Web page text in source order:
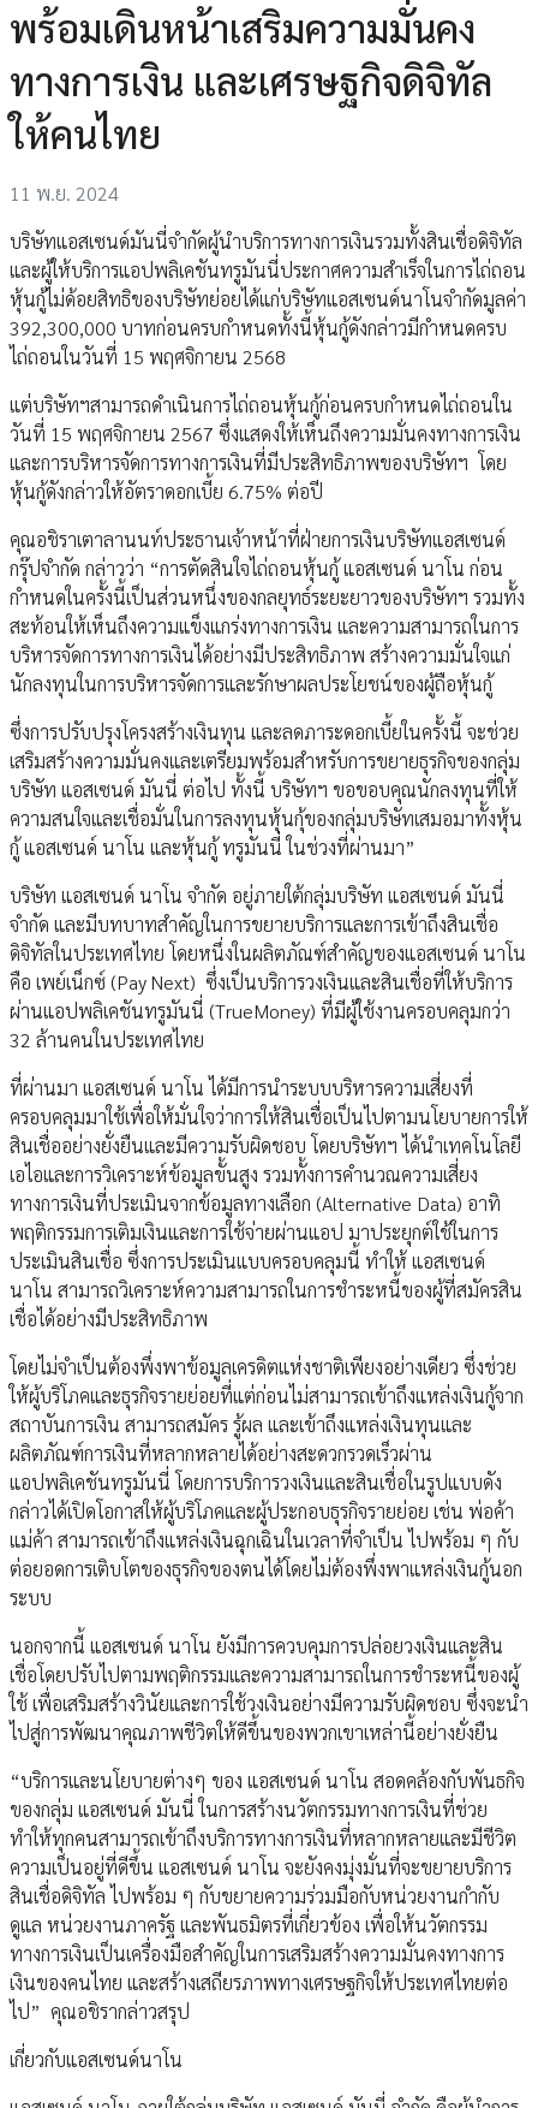
พร้อมเดินหน้าเสริมความมั่นคง
ทางการเงิน และเศรษฐกิจดิจิทัล
ให้คนไทย
11 พ.ย. 2024
บริษัทแอสเซนด์มันนี่จำกัดผู้นำบริการทางการเงินรวมทั้งสินเชื่อดิจิทัล
และผู้ให้บริการแอปพลิเคชันทรูมันนี่ประกาศความสำเร็จในการไถ่ถอน
หุ้นกู้ไม่ด้อยสิทธิของบริษัทย่อยได้แก่บริษัทแอสเซนด์นาโนจำกัดมูลค่า
392,300,000 บาทก่อนครบกำหนดทั้งนี้หุ้นกู้ดังกล่าวมีกำหนดครบ
ไถ่ถอนในวันที่ 15 พฤศจิกายน 2568
แต่บริษัทฯสามารถดำเนินการไถ่ถอนหุ้นกู้ก่อนครบกำหนดไถ่ถอนใน
วันที่ 15 พฤศจิกายน 2567 ซึ่งแสดงให้เห็นถึงความมั่นคงทางการเงิน
และการบริหารจัดการทางการเงินที่มีประสิทธิภาพของบริษัทฯ โดย
หุ้นกู้ดังกล่าวให้อัตราดอกเบี้ย 6.75% ต่อปี
คุณอชิราเตาลานนท์ประธานเจ้าหน้าที่ฝ่ายการเงินบริษัทแอสเซนด์
กรุ๊ปจำกัด กล่าวว่า “การตัดสินใจไถ่ถอนหุ้นกู้ แอสเซนด์ นาโน ก่อน
กำหนดในครั้งนี้เป็นส่วนหนึ่งของกลยุทธ์ระยะยาวของบริษัทฯ รวมทั้ง
สะท้อนให้เห็นถึงความแข็งแกร่งทางการเงิน และความสามารถในการ
บริหารจัดการทางการเงินได้อย่างมีประสิทธิภาพ สร้างความมั่นใจแก่
นักลงทุนในการบริหารจัดการและรักษาผลประโยชน์ของผู้ถือหุ้นกู้
ซึ่งการปรับปรุงโครงสร้างเงินทุน และลดภาระดอกเบี้ยในครั้งนี้ จะช่วย
เสริมสร้างความมั่นคงและเตรียมพร้อมสำหรับการขยายธุรกิจของกลุ่ม
บริษัท แอสเซนด์ มันนี่ ต่อไป ทั้งนี้ บริษัทฯ ขอขอบคุณนักลงทุนที่ให้
ความสนใจและเชื่อมั่นในการลงทุนหุ้นกุ้ของกลุ่มบริษัทเสมอมาทั้งหุ้น
กู้ แอสเซนด์ นาโน และหุ้นกู้ ทรูมันนี่ ในช่วงที่ผ่านมา”
บริษัท แอสเซนด์ นาโน จำกัด อยู่ภายใต้กลุ่มบริษัท แอสเซนด์ มันนี่
จำกัด และมีบทบาทสำคัญในการขยายบริการและการเข้าถึงสินเชื่อ
ดิจิทัลในประเทศไทย โดยหนึ่งในผลิตภัณฑ์สำคัญของแอสเซนด์ นาโน
คือ เพย์เน็กซ์ (Pay Next) ซึ่งเป็นบริการวงเงินและสินเชื่อที่ให้บริการ
ผ่านแอปพลิเคชันทรูมันนี่ (TrueMoney) ที่มีผู้ใช้งานครอบคลุมกว่า
32 ล้านคนในประเทศไทย
ที่ผ่านมา แอสเซนด์ นาโน ได้มีการนำระบบบริหารความเสี่ยงที่
ครอบคลุมมาใช้เพื่อให้มั่นใจว่าการให้สินเชื่อเป็นไปตามนโยบายการให้
สินเชื่ออย่างยั่งยืนและมีความรับผิดชอบ โดยบริษัทฯ ได้นำเทคโนโลยี
เอไอและการวิเคราะห์ข้อมูลขั้นสูง รวมทั้งการคำนวณความเสี่ยง
ทางการเงินที่ประเมินจากข้อมูลทางเลือก (Alternative Data) อาทิ
พฤติกรรมการเติมเงินและการใช้จ่ายผ่านแอป มาประยุกต์ใช้ในการ
ประเมินสินเชื่อ ซึ่งการประเมินแบบครอบคลุมนี้ ทำให้ แอสเซนด์
นาโน สามารถวิเคราะห์ความสามารถในการชำระหนี้ของผู้ที่สมัครสิน
เชื่อได้อย่างมีประสิทธิภาพ
โดยไม่จำเป็นต้องพึ่งพาข้อมูลเครดิตแห่งชาติเพียงอย่างเดียว​ ซึ่งช่วย
ให้ผู้บริโภคและธุรกิจรายย่อยที่แต่ก่อนไม่สามารถเข้าถึงแหล่งเงินกู้จาก
สถาบันการเงิน สามารถสมัคร รู้ผล และเข้าถึงแหล่งเงินทุนและ
ผลิตภัณฑ์การเงินที่หลากหลายได้อย่างสะดวกรวดเร็วผ่าน
แอปพลิเคชันทรูมันนี่ โดยการบริการวงเงินและสินเชื่อในรูปแบบดัง
กล่าวได้เปิดโอกาสให้ผู้บริโภคและผู้ประกอบธุรกิจรายย่อย เช่น พ่อค้า
แม่ค้า สามารถเข้าถึงแหล่งเงินฉุกเฉินในเวลาที่จำเป็น ไปพร้อม ๆ กับ
ต่อยอดการเติบโตของธุรกิจของตนได้โดยไม่ต้องพึ่งพาแหล่งเงินกู้นอก
ระบบ
นอกจากนี้ แอสเซนด์ นาโน ยังมีการควบคุมการปล่อยวงเงินและสิน
เชื่อโดยปรับไปตามพฤติกรรมและความสามารถในการชำระหนี้ของผู้
ใช้ เพื่อเสริมสร้างวินัยและการใช้วงเงินอย่างมีความรับผิดชอบ ซึ่งจะนำ
ไปสู่การพัฒนาคุณภาพชีวิตให้ดีขึ้นของพวกเขาเหล่านี้อย่างยั่งยืน
“บริการและนโยบายต่างๆ ของ แอสเซนด์ นาโน สอดคล้องกับพันธกิจ
ของกลุ่ม แอสเซนด์ มันนี่ ในการสร้างนวัตกรรมทางการเงินที่ช่วย
ทำให้ทุกคนสามารถเข้าถึงบริการทางการเงินที่หลากหลายและมีชีวิต
ความเป็นอยู่ที่ดีขึ้น แอสเซนด์ นาโน จะยังคงมุ่งมั่นที่จะขยายบริการ
สินเชื่อดิจิทัล ไปพร้อม ๆ กับขยายความร่วมมือกับหน่วยงานกำกับ
ดูแล หน่วยงานภาครัฐ และพันธมิตรที่เกี่ยวข้อง เพื่อให้นวัตกรรม
ทางการเงินเป็นเครื่องมือสำคัญในการเสริมสร้างความมั่นคงทางการ
เงินของคนไทย และสร้างเสถียรภาพทางเศรษฐกิจให้ประเทศไทยต่อ
ไป” คุณอชิรากล่าวสรุป
เกี่ยวกับแอสเซนด์นาโน